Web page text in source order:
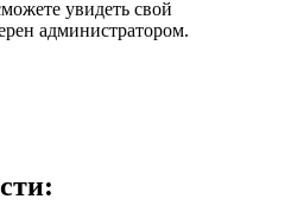
увидеть свой
администратором.